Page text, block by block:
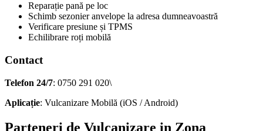
Reparație pană pe loc
Schimb sezonier anvelope la adresa dumneavoastră
Verificare presiune și TPMS
Echilibrare roți mobilă
Contact
Telefon 24/7: 0750 291 020\
Aplicație: Vulcanizare Mobilă (iOS / Android)
Parteneri de Vulcanizare in Zona